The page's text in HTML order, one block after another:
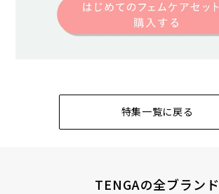
特集一覧に戻る
TENGAの全ブランド